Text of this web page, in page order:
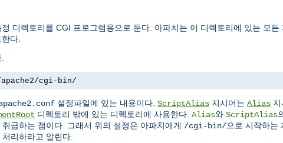
디렉토리를 CGI 프로그램용으로 둔다. 아파치는 이 디렉토리에 있는 모
다.
cgi-bin/
설정파일에 있는 내용이다. ScriptAlias 지시어는 Alias
디렉토리 밖에 있는 디렉토리에 사용한다. Alias와 ScriptAlias
급하는 점이다. 그래서 위의 설정은 아파치에게 /cgi-bin/으로 시작하는
리하라고 알린다.